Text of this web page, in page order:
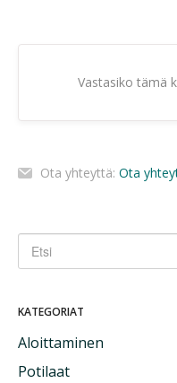
Vastasiko tämä
Ota yhteyttä: Ota
KATEGORIAT
Aloittaminen
Potilaat